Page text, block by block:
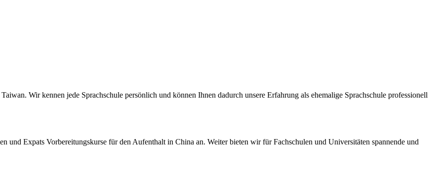
Wir kennen jede Sprachschule persönlich und können Ihnen dadurch unsere Erfahrung als ehemalige Sprachschule professionell
und Expats Vorbereitungskurse für den Aufenthalt in China an. Weiter bieten wir für Fachschulen und Universitäten spannende und